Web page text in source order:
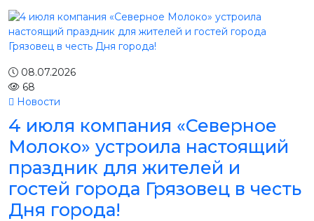
08.07.2026
68
Новости
4 июля компания «Северное
Молоко» устроила настоящий
праздник для жителей и
гостей города Грязовец в честь
Дня города!